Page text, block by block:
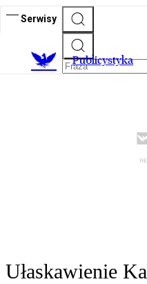
Serwisy
Publicystyka
Ułaskawienie